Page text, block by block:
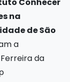
na
de São
a
da